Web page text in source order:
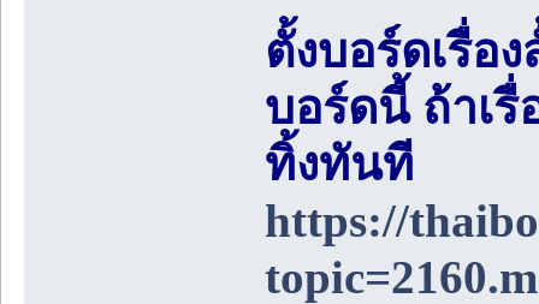
ตั้งบอร์ดเรื่อ
บอร์ดนี้ ถ้าเ
ทิ้งทันที
https://